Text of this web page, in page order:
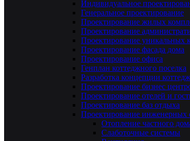
Индивидуальное
Генеральное проектирование
Проектирование жилых
Проектирование
Проектирование уникальных
Проектирование фасада дома
Проектирование офиса
Генплан коттеджного поселка
Разработка концепции
Проектирование бизнес
Проектирование отелей и
Проектирование баз отдыха
Проектирование инженерных
Отопление частного
Слаботочные системы